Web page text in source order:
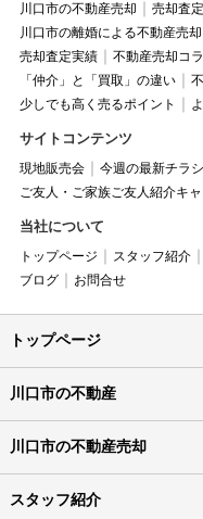
川口市の不動産売却 売却査定
川口市の離婚による不動産売却
売却査定実績
不動産売却コ
「仲介」と「買取」の違い
少しでも高く売るポイント
サイトコンテンツ
現地販売会
今週の最新チラシ
ご友人・ご家族ご友人紹介キ
当社について
トップページ スタッフ紹介
ブログ
お問合せ
トップページ
川口市の不動産
川口市の不動産売却
スタッフ紹介